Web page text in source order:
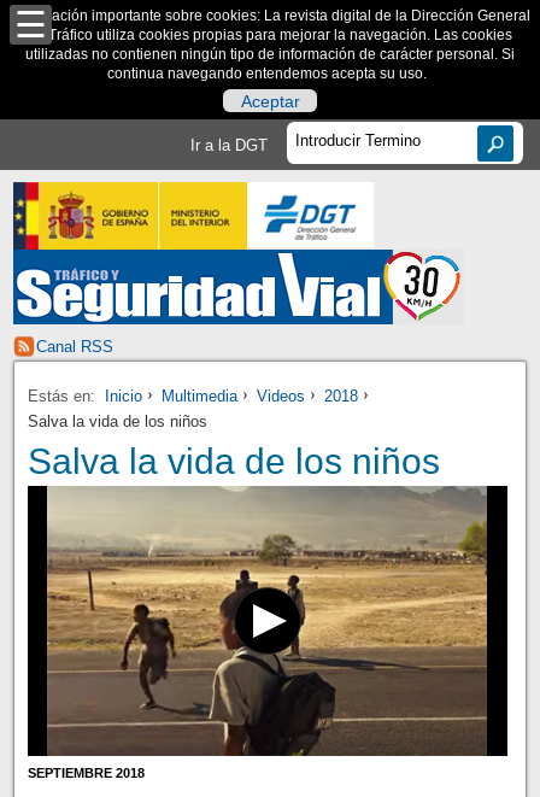
Información importante sobre cookies: La revista digital de la Dirección General
de Tráfico utiliza cookies propias para mejorar la navegación. Las cookies
utilizadas no contienen ningún tipo de información de carácter personal. Si
continua navegando entendemos acepta su uso.
Aceptar
Ir a la DGT
Canal RSS
Estás en: Inicio Multimedia Videos
2018
Salva la vida de los niños
Salva la vida de los niños
SEPTIEMBRE 2018